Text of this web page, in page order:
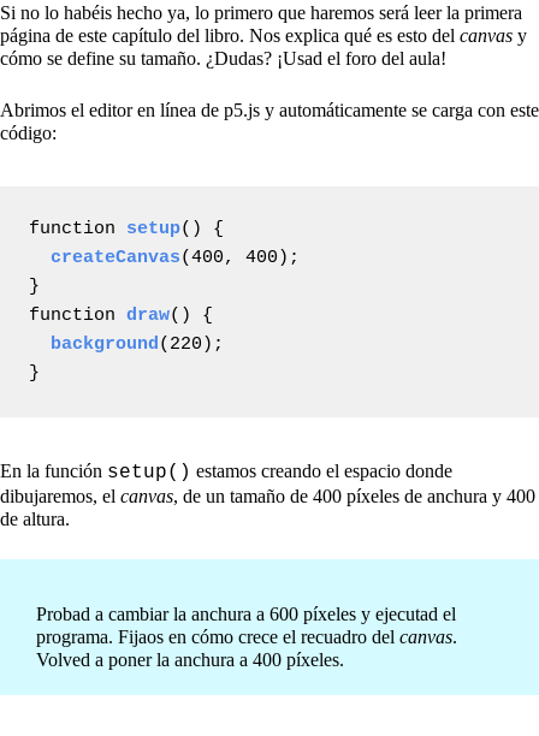
Si no lo habéis hecho ya, lo primero que haremos será leer la primera
página de este capítulo del libro. Nos explica qué es esto del canvas y
cómo se define su tamaño. ¿Dudas? ¡Usad el foro del aula!
Abrimos el editor en línea de p5.js y automáticamente se carga con este
código:
function setup() {
createCanvas(400, 400);
}
function draw() {
background(220);
}
En la función setup() estamos creando el espacio donde
dibujaremos, el canvas, de un tamaño de 400 píxeles de anchura y 400
de altura.
Probad a cambiar la anchura a 600 píxeles y ejecutad el
programa. Fijaos en cómo crece el recuadro del canvas.
Volved a poner la anchura a 400 píxeles.